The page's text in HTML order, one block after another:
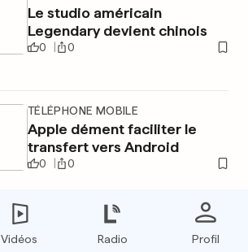
Le studio américain
Legendary devient chinois
0 0
TÉLÉPHONE MOBILE
Apple dément faciliter le
transfert vers Android
0 0
Vidéos Radio Profil